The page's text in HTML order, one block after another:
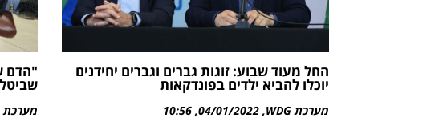
החל מעוד שבוע: זוגות גברים וגברים יחידנים
יוכלו להביא ילדים בפונדקאות
מערכת WDG 04/01/2022
10:56
"הדם
מערכת WDG